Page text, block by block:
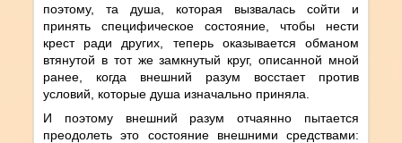
поэтому, та душа, которая вызвалась сойти и
принять специфическое состояние, чтобы нести
крест ради других, теперь оказывается обманом
втянутой в тот же замкнутый круг, описанной мной
ранее, когда внешний разум восстает против
условий, которые душа изначально приняла.
И поэтому внешний разум отчаянно пытается
преодолеть это состояние внешними средствами: